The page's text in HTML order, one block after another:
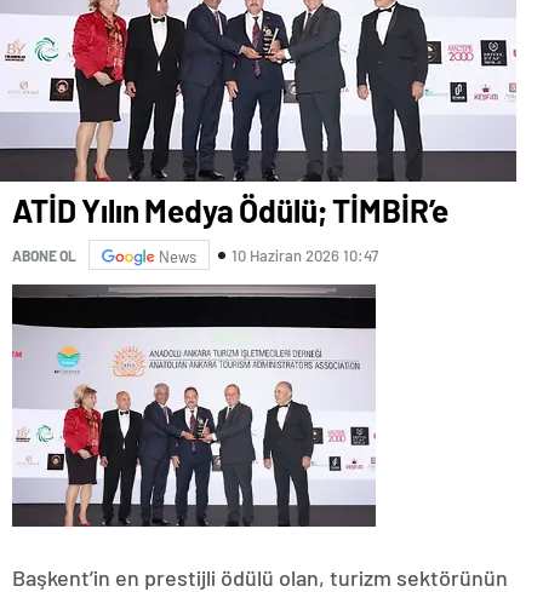
ATİD Yılın Medya Ödülü; TİMBİR’e
ABONE OL News 10 Haziran 2026 10:47
Başkent’in en prestijli ödülü olan, turizm sektörünün